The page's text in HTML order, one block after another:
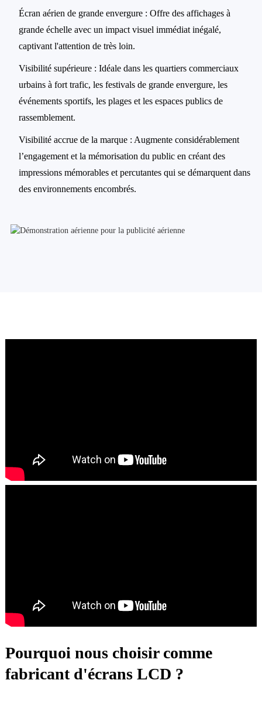
Écran aérien de grande envergure : Offre des affichages à
grande échelle avec un impact visuel immédiat inégalé,
captivant l'attention de très loin.
Visibilité supérieure : Idéale dans les quartiers commerciaux
urbains à fort trafic, les festivals de grande envergure, les
événements sportifs, les plages et les espaces publics de
rassemblement.
Visibilité accrue de la marque : Augmente considérablement
l’engagement et la mémorisation du public en créant des
impressions mémorables et percutantes qui se démarquent dans
des environnements encombrés.
Pourquoi nous choisir comme
fabricant d'écrans LCD ?